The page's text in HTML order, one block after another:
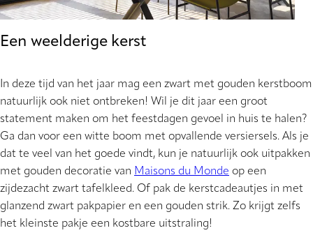
Een weelderige kerst
In deze tijd van het jaar mag een zwart met gouden kerstboom
natuurlijk ook niet ontbreken! Wil je dit jaar een groot
statement maken om het feestdagen gevoel in huis te halen?
Ga dan voor een witte boom met opvallende versiersels. Als je
dat te veel van het goede vindt, kun je natuurlijk ook uitpakken
met gouden decoratie van Maisons du Monde op een
zijdezacht zwart tafelkleed. Of pak de kerstcadeautjes in met
glanzend zwart pakpapier en een gouden strik. Zo krijgt zelfs
het kleinste pakje een kostbare uitstraling!